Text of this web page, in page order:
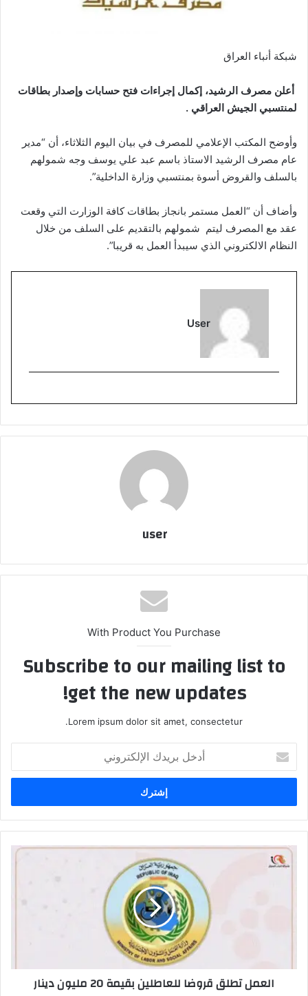
شبكة أنباء العراق
أعلن مصرف الرشيد، إكمال إجراءات فتح حسابات وإصدار بطاقات
لمنتسبي الجيش العراقي .
وأوضح المكتب الإعلامي للمصرف في بيان اليوم الثلاثاء، أن “مدير
عام مصرف الرشيد الاستاذ باسم عبد علي يوسف وجه شمولهم
بالسلف والقروض أسوة بمنتسبي وزارة الداخلية”.
وأضاف أن “العمل مستمر بانجاز بطاقات كافة الوزارت التي وقعت
عقد مع المصرف ليتم شمولهم بالتقديم على السلف من خلال
النظام الالكتروني الذي سيبدأ العمل به قريبا”.
User
user
With Product You Purchase
Subscribe to our mailing list to
get the new updates!
Lorem ipsum dolor sit amet, consectetur.
بريدك
الإلكتروني
العمل
تطلق
العمل تطلق قروضا للعاطلين بقيمة 20 مليون دينار